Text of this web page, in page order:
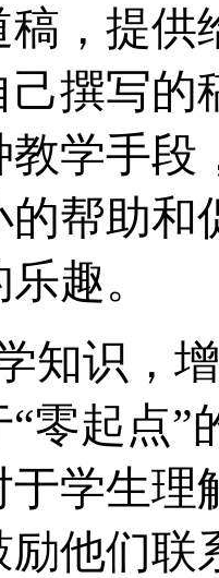
，提供
己撰写
学手段
帮助和
趣。
知识，
零起点
学生理
他们联